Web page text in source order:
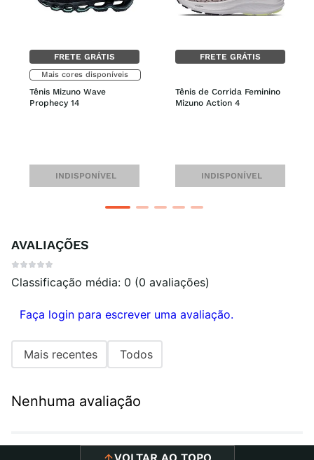
FRETE GRÁTIS
Mais cores disponíveis
Tênis Mizuno Wave
Prophecy 14
INDISPONÍVEL
FRETE GRÁTIS
Tênis de Corrida Feminino
Mizuno Action 4
INDISPONÍVEL
AVALIAÇÕES
Classificação média: 0 (0 avaliações)
Faça login para escrever uma avaliação.
Mais recentes Todos
Nenhuma avaliação
VOLTAR AO TOPO